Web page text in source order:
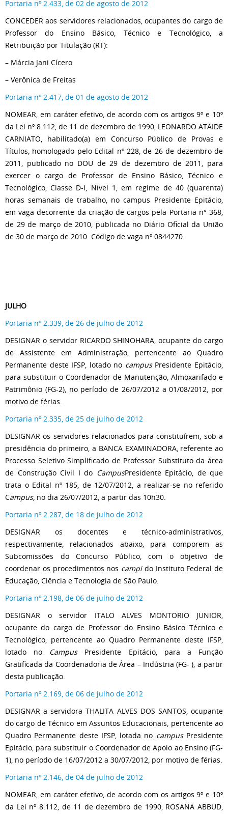
Portaria nº 2.433, de 02 de agosto de 2012
CONCEDER aos servidores relacionados, ocupantes do cargo de
Professor do Ensino Básico, Técnico e Tecnológico, a
Retribuição por Titulação (RT):
– Márcia Jani Cícero
– Verônica de Freitas
Portaria nº 2.417, de 01 de agosto de 2012
NOMEAR, em caráter efetivo, de acordo com os artigos 9º e 10º
da Lei nº 8.112, de 11 de dezembro de 1990, LEONARDO ATAIDE
CARNIATO, habilitado(a) em Concurso Público de Provas e
Títulos, homologado pelo Edital nº 228, de 26 de dezembro de
2011, publicado no DOU de 29 de dezembro de 2011, para
exercer o cargo de Professor de Ensino Básico, Técnico e
Tecnológico, Classe D-I, Nível 1, em regime de 40 (quarenta)
horas semanais de trabalho, no campus Presidente Epitácio,
em vaga decorrente da criação de cargos pela Portaria n° 368,
de 29 de março de 2010, publicada no Diário Oficial da União
de 30 de março de 2010. Código de vaga nº 0844270.
JULHO
Portaria nº 2.339, de 26 de julho de 2012
DESIGNAR o servidor RICARDO SHINOHARA, ocupante do cargo
de Assistente em Administração, pertencente ao Quadro
Permanente deste IFSP, lotado no campusPresidente Epitácio,
para substituir o Coordenador de Manutenção, Almoxarifado e
Patrimônio (FG-2), no período de 26/07/2012 a 01/08/2012, por
motivo de férias.
Portaria nº 2.335, de 25 de julho de 2012
DESIGNAR os servidores relacionados para constituírem, sob a
presidência do primeiro, a BANCA EXAMINADORA, referente ao
Processo Seletivo Simplificado de Professor Substituto da área
de Construção Civil I do CampusPresidente Epitácio, de que
trata o Edital nº 185, de 12/07/2012, a realizar-se no referido
Campus, no dia 26/07/2012, a partir das 10h30.
Portaria nº 2.287, de 18 de julho de 2012
DESIGNAR os docentes e técnico-administrativos,
respectivamente, relacionados abaixo, para comporem as
Subcomissões do Concurso Público, com o objetivo de
coordenar os procedimentos nos campi do Instituto Federal de
Educação, Ciência e Tecnologia de São Paulo.
Portaria nº 2.198, de 06 de julho de 2012
DESIGNAR o servidor ITALO ALVES MONTORIO JUNIOR,
ocupante do cargo de Professor do Ensino Básico Técnico e
Tecnológico, pertencente ao Quadro Permanente deste IFSP,
lotado no Campus Presidente Epitácio, para a Função
Gratificada da Coordenadoria de Área – Indústria (FG- ), a partir
desta publicação.
Portaria nº 2.169, de 06 de julho de 2012
DESIGNAR a servidora THALITA ALVES DOS SANTOS, ocupante
do cargo de Técnico em Assuntos Educacionais, pertencente ao
Quadro Permanente deste IFSP, lotada no campus Presidente
Epitácio, para substituir o Coordenador de Apoio ao Ensino (FG-
1), no período de 16/07/2012 a 30/07/2012, por motivo de férias.
Portaria nº 2.146, de 04 de julho de 2012
NOMEAR, em caráter efetivo, de acordo com os artigos 9º e 10º
da Lei nº 8.112, de 11 de dezembro de 1990, ROSANA ABBUD,